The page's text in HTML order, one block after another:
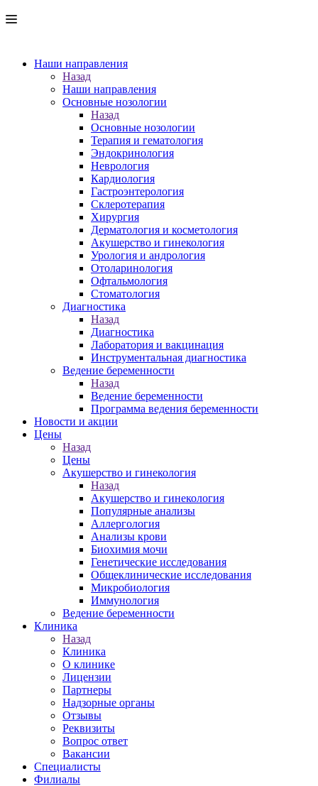
Наши направления
Назад
Наши направления
Основные нозологии
Назад
Основные нозологии
Терапия и гематология
Эндокринология
Неврология
Кардиология
Гастроэнтерология
Склеротерапия
Хирургия
Дерматология и косметология
Акушерство и гинекология
Урология и андрология
Отоларинология
Офтальмология
Стоматология
Диагностика
Назад
Диагностика
Лаборатория и вакцинация
Инструментальная диагностика
Ведение беременности
Назад
Ведение беременности
Программа ведения беременности
Новости и акции
Цены
Назад
Цены
Акушерство и гинекология
Назад
Акушерство и гинекология
Популярные анализы
Аллергология
Анализы крови
Биохимия мочи
Генетические исследования
Общеклинические исследования
Микробиология
Иммунология
Ведение беременности
Клиника
Назад
Клиника
О клинике
Лицензии
Партнеры
Надзорные органы
Отзывы
Реквизиты
Вопрос ответ
Вакансии
Специалисты
Филиалы